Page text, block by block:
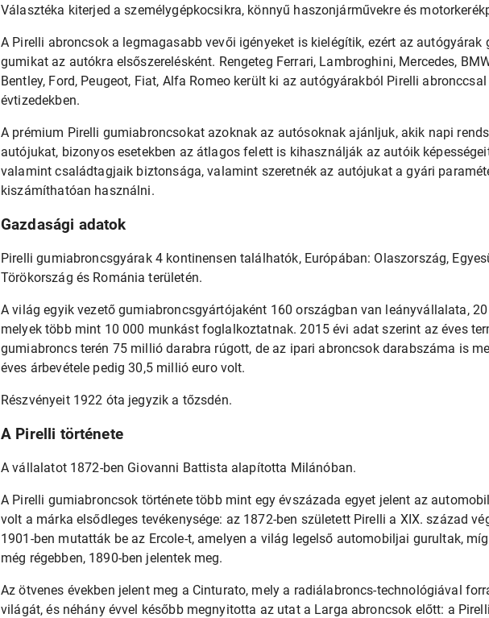
Választéka kiterjed a személygépkocsikra, könnyű haszonjárművekre és
A Pirelli abroncsok a legmagasabb vevői igényeket is kielégítik, ezért az autógyárak
gumikat az autókra elsőszerelésként. Rengeteg Ferrari, Lambroghini, Mercedes,
Bentley, Ford, Peugeot, Fiat, Alfa Romeo került ki az autógyárakból Pirelli
évtizedekben.
A prémium Pirelli gumiabroncsokat azoknak az autósoknak ajánljuk, akik napi
autójukat, bizonyos esetekben az átlagos felett is kihasználják az autóik
valamint családtagjaik biztonsága, valamint szeretnék az autójukat a gyári
kiszámíthatóan használni.
Gazdasági adatok
Pirelli gumiabroncsgyárak 4 kontinensen találhatók, Európában: Olaszország,
Törökország és Románia területén.
A világ egyik vezető gumiabroncsgyártójaként 160 országban van leányvállalata,
melyek több mint 10 000 munkást foglalkoztatnak. 2015 évi adat szerint az éves
gumiabroncs terén 75 millió darabra rúgott, de az ipari abroncsok darabszáma is
éves árbevétele pedig 30,5 millió euro volt.
Részvényeit 1922 óta jegyzik a tőzsdén.
A Pirelli története
A vállalatot 1872-ben Giovanni Battista alapította Milánóban.
A Pirelli gumiabroncsok története több mint egy évszázada egyet jelent az
volt a márka elsődleges tevékenysége: az 1872-ben született Pirelli a XIX. század
1901-ben mutatták be az Ercole-t, amelyen a világ legelső automobiljai gurultak,
még régebben, 1890-ben jelentek meg.
Az ötvenes években jelent meg a Cinturato, mely a radiálabroncs-technológiával
világát, és néhány évvel később megnyitotta az utat a Larga abroncsok előtt: a